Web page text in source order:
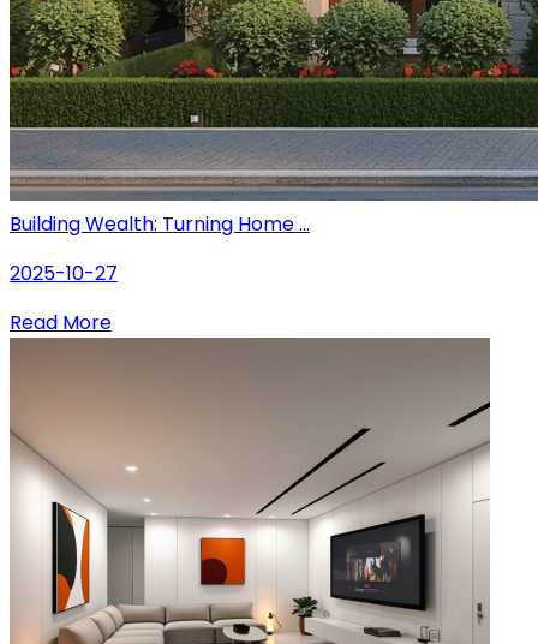
Building Wealth: Turning Home ...
2025-10-27
Read More